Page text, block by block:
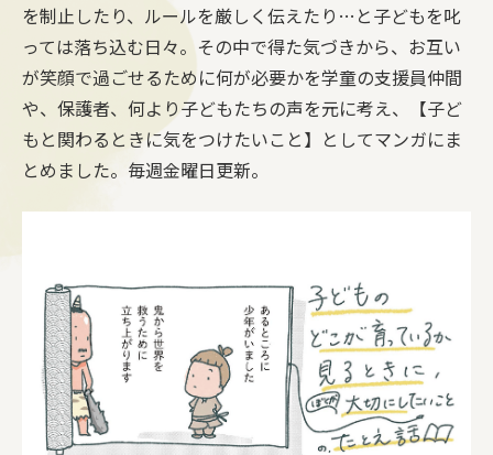
を制止したり、ルールを厳しく伝えたり…と子どもを叱
っては落ち込む日々。その中で得た気づきから、お互い
が笑顔で過ごせるために何が必要かを学童の支援員仲間
や、保護者、何より子どもたちの声を元に考え、【子ど
もと関わるときに気をつけたいこと】としてマンガにま
とめました。毎週金曜日更新。